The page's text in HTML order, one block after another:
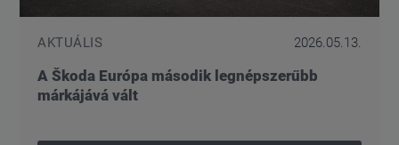
AKTUÁLIS 2026.05.13.
A Škoda Európa második legnépszerűbb
márkájává vált